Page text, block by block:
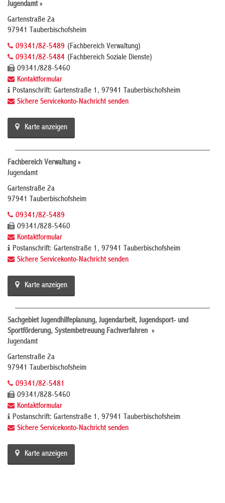
Jugendamt »
Gartenstraße 2a
97941 Tauberbischofsheim
09341/82-5489 (Fachbereich Verwaltung)
09341/82-5484 (Fachbereich Soziale Dienste)
09341/828-5460
Kontaktformular
Postanschrift: Gartenstraße 1, 97941 Tauberbischofsheim
Sichere Servicekonto-Nachricht senden
Karte anzeigen
Fachbereich Verwaltung »
Jugendamt
Gartenstraße 2a
97941 Tauberbischofsheim
09341/82-5489
09341/828-5460
Kontaktformular
Postanschrift: Gartenstraße 1, 97941 Tauberbischofsheim
Sichere Servicekonto-Nachricht senden
Karte anzeigen
Sachgebiet Jugendhilfeplanung, Jugendarbeit, Jugendsport- und
Sportförderung, Systembetreuung Fachverfahren »
Jugendamt
Gartenstraße 2a
97941 Tauberbischofsheim
09341/82-5481
09341/828-5460
Kontaktformular
Postanschrift: Gartenstraße 1, 97941 Tauberbischofsheim
Sichere Servicekonto-Nachricht senden
Karte anzeigen